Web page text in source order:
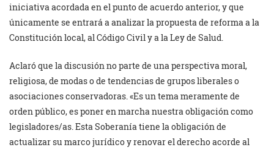
iniciativa acordada en el punto de acuerdo anterior, y que
únicamente se entrará a analizar la propuesta de reforma a la
Constitución local, al Código Civil y a la Ley de Salud.
Aclaró que la discusión no parte de una perspectiva moral,
religiosa, de modas o de tendencias de grupos liberales o
asociaciones conservadoras. «Es un tema meramente de
orden público, es poner en marcha nuestra obligación como
legisladores/as. Esta Soberanía tiene la obligación de
actualizar su marco jurídico y renovar el derecho acorde al